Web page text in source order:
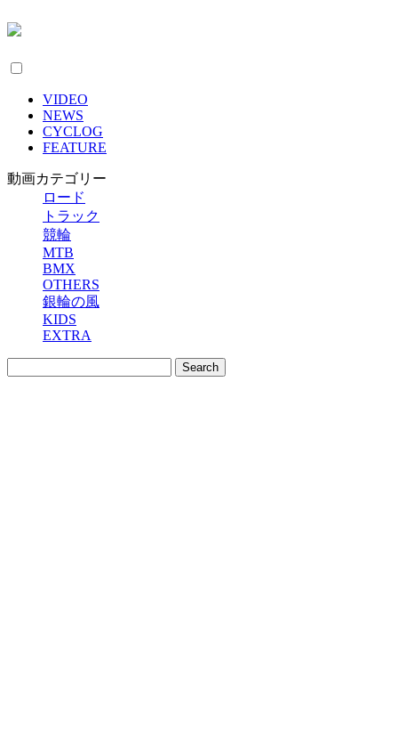
VIDEO
NEWS
CYCLOG
FEATURE
動画カテゴリー
ロード
トラック
競輪
MTB
BMX
OTHERS
銀輪の風
KIDS
EXTRA